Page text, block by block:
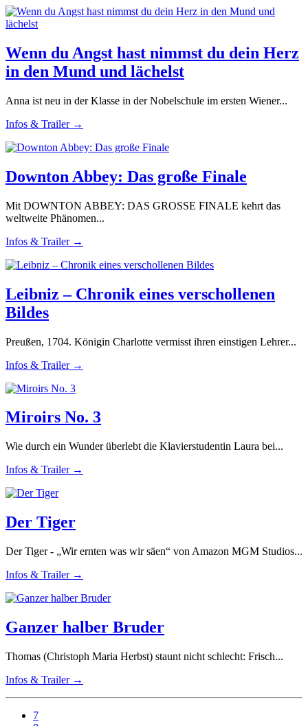
Wenn du Angst hast nimmst du dein Herz
in den Mund und lächelst
Anna ist neu in der Klasse in der Nobelschule im ersten Wiener...
Infos & Trailer →
Downton Abbey: Das große Finale
Mit DOWNTON ABBEY: DAS GROSSE FINALE kehrt das
weltweite Phänomen...
Infos & Trailer →
Leibniz – Chronik eines verschollenen
Bildes
Preußen, 1704. Königin Charlotte vermisst ihren einstigen Lehrer...
Infos & Trailer →
Miroirs No. 3
Wie durch ein Wunder überlebt die Klavierstudentin Laura bei...
Infos & Trailer →
Der Tiger
Der Tiger - „Wir ernten was wir säen“ von Amazon MGM Studios...
Infos & Trailer →
Ganzer halber Bruder
Thomas (Christoph Maria Herbst) staunt nicht schlecht: Frisch...
Infos & Trailer →
7